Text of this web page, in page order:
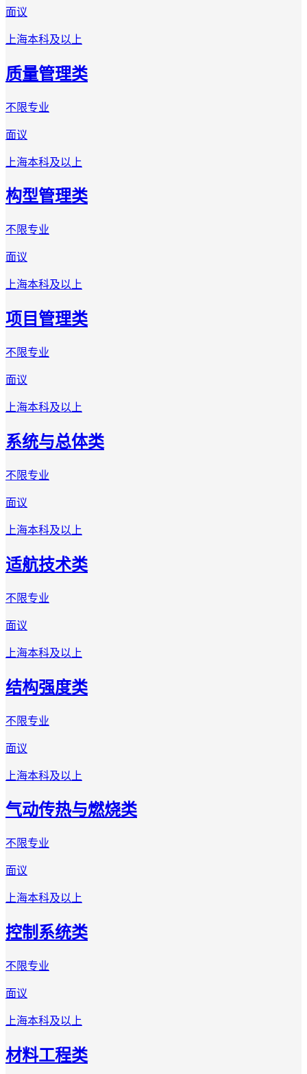
面议
上海本科及以上
质量管理类
不限专业
面议
上海本科及以上
构型管理类
不限专业
面议
上海本科及以上
项目管理类
不限专业
面议
上海本科及以上
系统与总体类
不限专业
面议
上海本科及以上
适航技术类
不限专业
面议
上海本科及以上
结构强度类
不限专业
面议
上海本科及以上
气动传热与燃烧类
不限专业
面议
上海本科及以上
控制系统类
不限专业
面议
上海本科及以上
材料工程类